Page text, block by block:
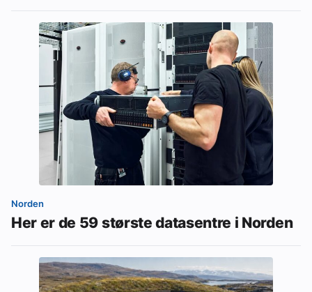
Norden
Her er de 59 største datasentre i Norden